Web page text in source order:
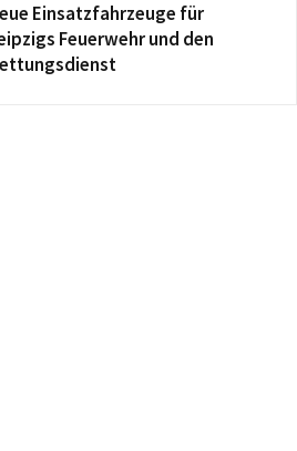
Einsatzfahrzeuge für
Feuerwehr und den